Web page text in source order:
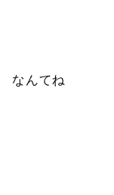
なんてね